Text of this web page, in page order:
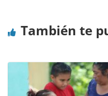
También te